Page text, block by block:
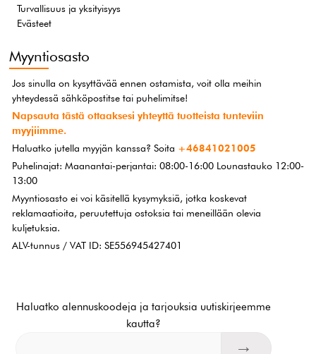
Turvallisuus ja yksityisyys
Evästeet
Myyntiosasto
Jos sinulla on kysyttävää ennen ostamista, voit olla meihin
yhteydessä sähköpostitse tai puhelimitse!
Napsauta tästä ottaaksesi yhteyttä tuotteista tunteviin
myyjiimme.
Haluatko jutella myyjän kanssa? Soita +46841021005
Puhelinajat: Maanantai-perjantai: 08:00-16:00 Lounastauko 12:00-
13:00
Myyntiosasto ei voi käsitellä kysymyksiä, jotka koskevat
reklamaatioita, peruutettuja ostoksia tai meneillään olevia
kuljetuksia.
ALV-tunnus / VAT ID: SE556945427401
Haluatko alennuskoodeja ja tarjouksia uutiskirjeemme
kautta?